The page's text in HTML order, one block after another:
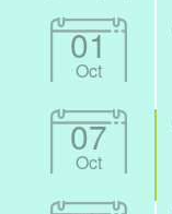
01
Oct
07
Oct